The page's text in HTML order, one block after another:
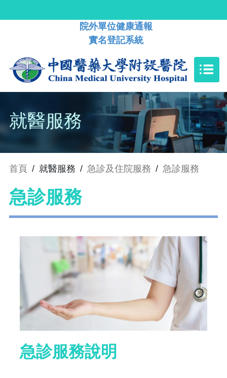
院外單位健康通報
實名登記系統
就醫服務
首頁 / 就醫服務 / 急診及住院服務 / 急診服務
急診服務
急診服務說明